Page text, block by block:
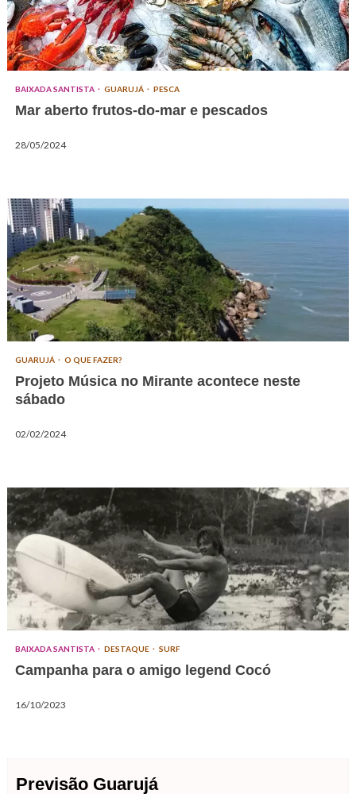
BAIXADA SANTISTA GUARUJÁ PESCA
Mar aberto frutos-do-mar e pescados
28/05/2024
GUARUJÁ O QUE FAZER?
Projeto Música no Mirante acontece neste
sábado
02/02/2024
BAIXADA SANTISTA DESTAQUE SURF
Campanha para o amigo legend Cocó
16/10/2023
Previsão Guarujá